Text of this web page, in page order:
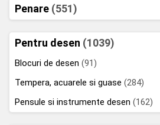
Penare (551)
Pentru desen (1039)
Blocuri de desen (91)
Tempera, acuarele si guase (284)
Pensule si instrumente desen (162)